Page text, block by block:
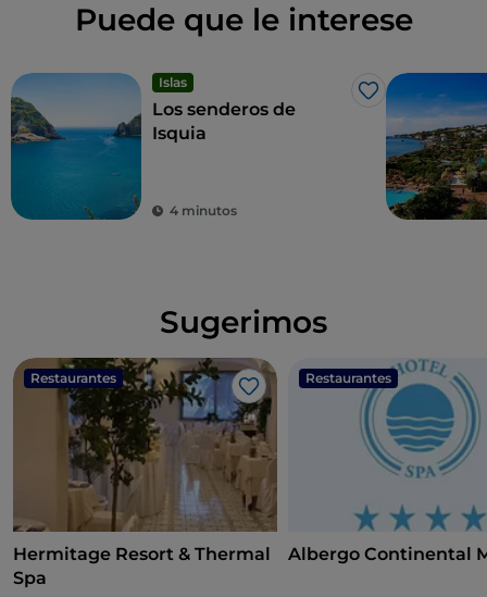
Puede que le interese
Islas
Me gusta
Los senderos de
Isquia
4 minutos
Sugerimos
Restaurantes
Me gusta
Hermitage Resort & Thermal
Spa
Restaurantes
Albergo Continental